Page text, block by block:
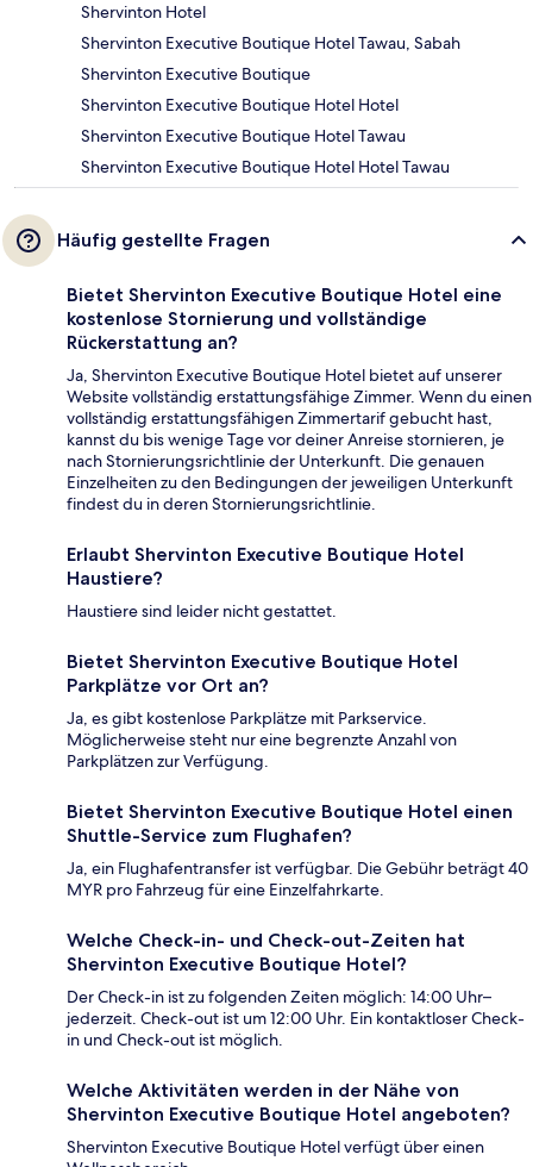
Shervinton Hotel
Shervinton Executive Boutique Hotel Tawau, Sabah
Shervinton Executive Boutique
Shervinton Executive Boutique Hotel Hotel
Shervinton Executive Boutique Hotel Tawau
Shervinton Executive Boutique Hotel Hotel Tawau
Häufig gestellte Fragen
Bietet Shervinton Executive Boutique Hotel eine
kostenlose Stornierung und vollständige
Rückerstattung an?
Ja, Shervinton Executive Boutique Hotel bietet auf unserer
Website vollständig erstattungsfähige Zimmer. Wenn du einen
vollständig erstattungsfähigen Zimmertarif gebucht hast,
kannst du bis wenige Tage vor deiner Anreise stornieren, je
nach Stornierungsrichtlinie der Unterkunft. Die genauen
Einzelheiten zu den Bedingungen der jeweiligen Unterkunft
findest du in deren Stornierungsrichtlinie.
Erlaubt Shervinton Executive Boutique Hotel
Haustiere?
Haustiere sind leider nicht gestattet.
Bietet Shervinton Executive Boutique Hotel
Parkplätze vor Ort an?
Ja, es gibt kostenlose Parkplätze mit Parkservice.
Möglicherweise steht nur eine begrenzte Anzahl von
Parkplätzen zur Verfügung.
Bietet Shervinton Executive Boutique Hotel einen
Shuttle-Service zum Flughafen?
Ja, ein Flughafentransfer ist verfügbar. Die Gebühr beträgt 40
MYR pro Fahrzeug für eine Einzelfahrkarte.
Welche Check-in- und Check-out-Zeiten hat
Shervinton Executive Boutique Hotel?
Der Check-in ist zu folgenden Zeiten möglich: 14:00 Uhr–
jederzeit. Check-out ist um 12:00 Uhr. Ein kontaktloser Check-
in und Check-out ist möglich.
Welche Aktivitäten werden in der Nähe von
Shervinton Executive Boutique Hotel angeboten?
Shervinton Executive Boutique Hotel verfügt über einen